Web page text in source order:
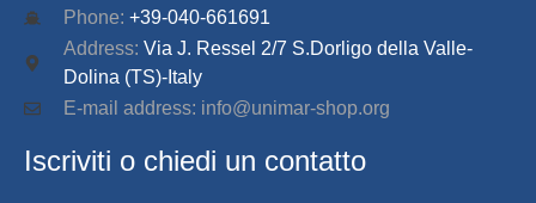
Phone: +39-040-661691
Address: Via J. Ressel 2/7 S.Dorligo della Valle-
Dolina (TS)-Italy
E-mail address: info@unimar-shop.org
Iscriviti o chiedi un contatto